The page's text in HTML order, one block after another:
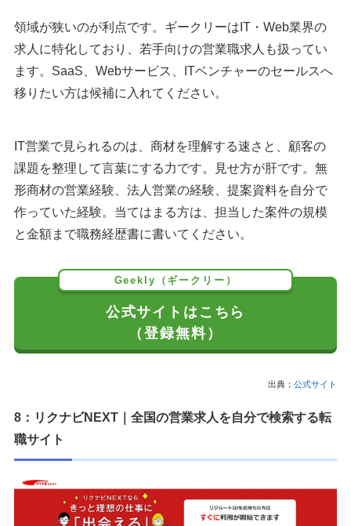
領域が狭いのが利点です。ギークリーはIT・Web業界の
求人に特化しており、若手向けの営業職求人も扱ってい
ます。SaaS、Webサービス、ITベンチャーのセールスへ
移りたい方は候補に入れてください。
IT営業で見られるのは、商材を理解する速さと、顧客の
課題を整理して言葉にする力です。見せ方が肝です。無
形商材の営業経験、法人営業の経験、提案資料を自分で
作っていた経験。当てはまる方は、担当した案件の規模
と金額まで職務経歴書に書いてください。
Geekly（ギークリー）
公式サイトはこちら
（登録無料）
出典： 公式サイト
8：リクナビNEXT｜全国の営業求人を自分で検索する転
職サイト